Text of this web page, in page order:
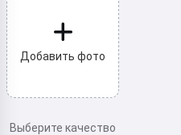
Добавить фото
Выберите качество